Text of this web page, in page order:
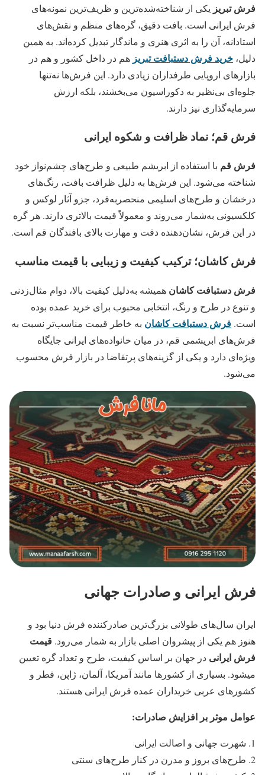
فرش تبریز یکی از شناخته‌شده‌ترین و ظریف‌ترین نمونه‌های
فرش ایرانی است. بافت دقیق، گره‌های منظم و نقش‌های
استادانه، آن را به اثری هنری و ماندگار تبدیل کرده‌اند. به همین
دلیل، خرید فرش دستبافت تبریز هم در داخل کشور و هم در
بازارهای اروپایی طرفداران زیادی دارد. این فرش‌ها نه‌تنها
جلوه‌ای بی‌نظیر به دکوراسیون می‌بخشند، بلکه ارزش
سرمایه‌گذاری نیز دارند.
فرش قم؛ نماد ظرافت و شکوه ایرانی
فرش قم با استفاده از ابریشم طبیعی و طرح‌های چشم‌نواز خود
شناخته می‌شود. این فرش‌ها به دلیل ظرافت بافت، رنگ‌های
درخشان و طرح‌های اسلیمی منحصربه‌فرد، جزو آثار لوکس و
کلکسیونی به‌شمار می‌روند و معمولاً قیمت بالاتری دارند. هر گره
در این فرش، نشان‌دهنده دقت و مهارت بالای بافندگان قم است.
فرش کاشان؛ ترکیب کیفیت و زیبایی با قیمت مناسب
فرش دستبافت کاشان همیشه به‌دلیل کیفیت بالا، دوام مثال‌زدنی
و تنوع در طرح و رنگ، انتخابی محبوب برای خرید عمده بوده
است. فرش دستبافت کاشان به خاطر قیمت مناسب‌تر نسبت به
فرش‌های ابریشمی قم، در میان خانواده‌های ایرانی جایگاه
ویژه‌ای دارد و یکی از گزینه‌های پرتقاضا در بازار فرش محسوب
می‌شود.
فرش ایرانی و صادرات جهانی
ایران سال‌های طولانی بزرگ‌ترین صادرکننده فرش دنیا بود و
هنوز هم یکی از پیشروان اصلی بازار به شمار می‌رود. قیمت
فرش ایرانی در جهان بر اساس کیفیت، طرح و تعداد گره تعیین
میشود. بسیاری از کشورها مانند آمریکا، آلمان، ژاپن، قطر و
کشورهای عربی خریداران عمده فرش ایرانی هستند.
عوامل موثر بر افزایش صادرات:
شهرت جهانی و اصالت ایرانی
طرح‌های بروز و مدرن در کنار طرح‌های سنتی